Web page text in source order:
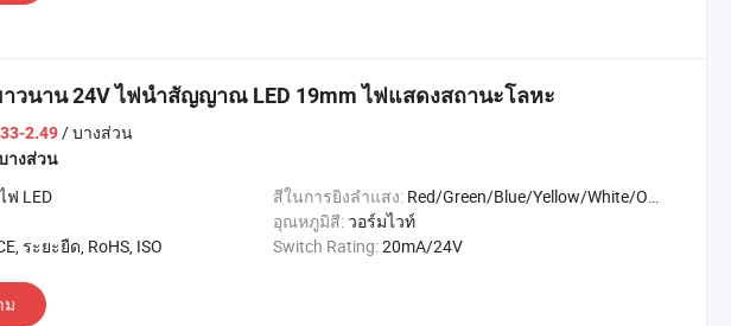
วนาน 24V ไฟนำสัญญาณ LED 19mm ไฟแสดงสถานะโลหะ
2.49/ บางส่วน
างส่วน
ไฟ LED สีในการยิงลำแสง: Red/Green/Blue/Yellow/White/Orange
อุณหภูมิสี: วอร์มไวท์
ระยะยืด, RoHS, ISO Switch Rating:20mA/24V
ม